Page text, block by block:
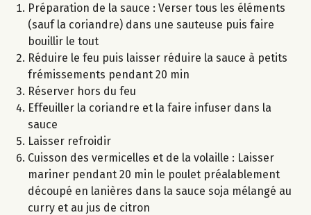
Préparation de la sauce : Verser tous les éléments
(sauf la coriandre) dans une sauteuse puis faire
bouillir le tout
Réduire le feu puis laisser réduire la sauce à petits
frémissements pendant 20 min
Réserver hors du feu
Effeuiller la coriandre et la faire infuser dans la
sauce
Laisser refroidir
Cuisson des vermicelles et de la volaille : Laisser
mariner pendant 20 min le poulet préalablement
découpé en lanières dans la sauce soja mélangé au
curry et au jus de citron